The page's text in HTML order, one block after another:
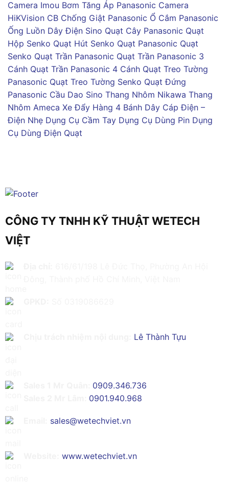
Camera Imou Bơm Tăng Áp Panasonic Camera
HiKVision CB Chống Giật Panasonic Ổ Cắm Panasonic
Ống Luồn Dây Điện Sino Quạt Cây Panasonic Quạt
Hộp Senko Quạt Hút Senko Quạt Panasonic Quạt
Senko Quạt Trần Panasonic Quạt Trần Panasonic 3
Cánh Quạt Trần Panasonic 4 Cánh Quạt Treo Tường
Panasonic Quạt Treo Tường Senko Quạt Đứng
Panasonic Cầu Dao Sino Thang Nhôm Nikawa Thang
Nhôm Ameca Xe Đẩy Hàng 4 Bánh Dây Cáp Điện –
Điện Nhẹ Dụng Cụ Cầm Tay Dụng Cụ Dùng Pin Dụng
Cụ Dùng Điện Quạt
CÔNG TY TNHH KỸ THUẬT WETECH
VIỆT
Lê Thành Tựu
0909.346.736
0901.940.968
sales@wetechviet.vn
www.wetechviet.vn